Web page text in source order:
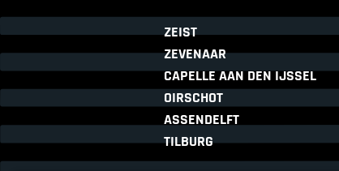
ZEIST
ZEVENAAR
CAPELLE AAN DEN IJSSEL
OIRSCHOT
ASSENDELFT
TILBURG